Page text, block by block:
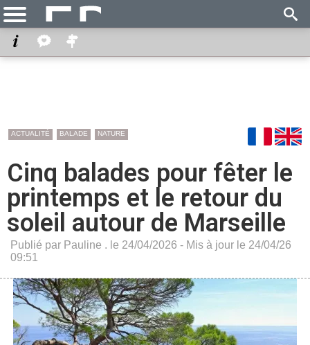
ACTUALITÉ BALADE NATURE
Cinq balades pour fêter le
printemps et le retour du
soleil autour de Marseille
Publié par Pauline . le 24/04/2026 - Mis à jour le 24/04/26
09:51